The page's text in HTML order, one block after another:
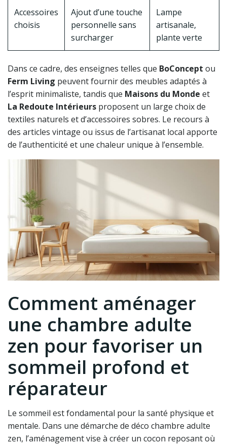
Accessoires
choisis
Ajout d’une touche
personnelle sans
surcharger
Lampe
artisanale,
plante verte
Dans ce cadre, des enseignes telles que BoConcept ou
Ferm Living peuvent fournir des meubles adaptés à
l’esprit minimaliste, tandis que Maisons du Monde et
La Redoute Intérieurs proposent un large choix de
textiles naturels et d’accessoires sobres. Le recours à
des articles vintage ou issus de l’artisanat local apporte
de l’authenticité et une chaleur unique à l’ensemble.
Comment aménager
une chambre adulte
zen pour favoriser un
sommeil profond et
réparateur
Le sommeil est fondamental pour la santé physique et
mentale. Dans une démarche de déco chambre adulte
zen, l’aménagement vise à créer un cocon reposant où